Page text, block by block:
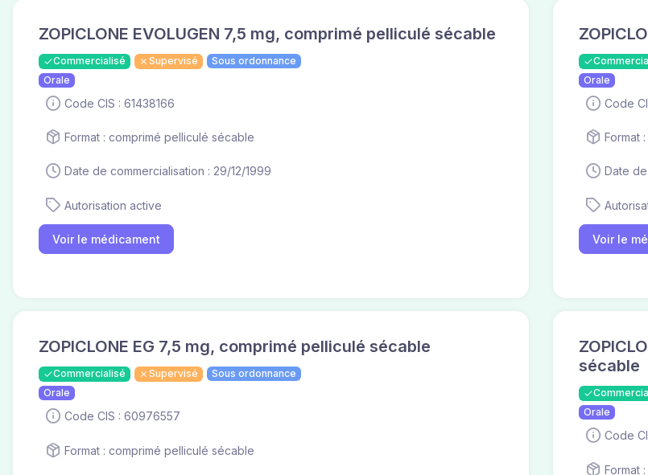
ZOPICLONE EVOLUGEN 7,5 mg, comprimé pelliculé sécable
Commercialisé Supervisé
Sous ordonnance
Orale
Code CIS : 61438166
Format : comprimé pelliculé sécable
Date de commercialisation : 29/12/1999
Autorisation active
Voir le médicament
Orale
Code
Format
Date
Voir le
ZOPICLONE EG 7,5 mg, comprimé pelliculé sécable
Commercialisé Supervisé
Sous ordonnance
Orale
Code CIS : 60976557
Format : comprimé pelliculé sécable
sécable
Orale
Code
Format